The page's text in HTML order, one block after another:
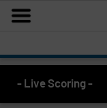
- Live Scoring -